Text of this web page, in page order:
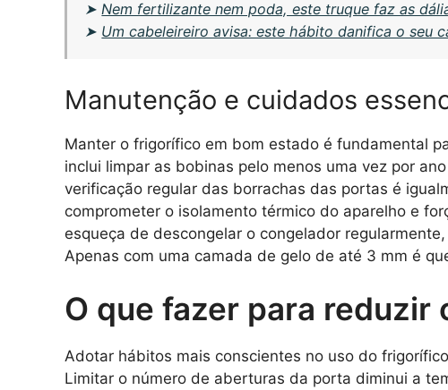
➤ Nem fertilizante nem poda, este truque faz as
➤ Um cabeleireiro avisa: este hábito danifica o seu
Manutenção e cuidados
Manter o frigorífico em bom estado é fundamental
inclui limpar as bobinas pelo menos uma vez por
verificação regular das borrachas das portas é
comprometer o isolamento térmico do aparelho e
esqueça de descongelar o congelador
Apenas com uma camada de gelo de até 3 mm é
O que fazer para reduzir
Adotar hábitos mais conscientes no uso do
Limitar o número de aberturas da porta diminui a